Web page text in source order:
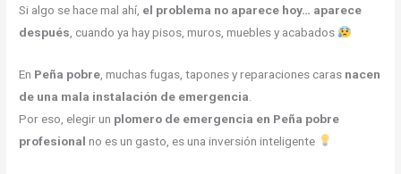
Si algo se hace mal ahí, el problema no aparece hoy… aparece
después , cuando ya hay pisos, muros, muebles y acabados
En Peña pobre , muchas fugas, tapones y reparaciones caras nacen
de una mala instalación de emergencia
Por eso, elegir un plomero de emergencia en Peña pobre
profesional no es un gasto, es una inversión inteligente